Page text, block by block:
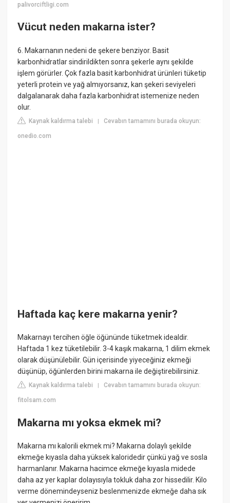
palivorciftligi.com
Vücut neden makarna ister?
6. Makarnanın nedeni de şekere benziyor. Basit
karbonhidratlar sindirildikten sonra şekerle aynı şekilde
işlem görürler. Çok fazla basit karbonhidrat ürünleri tüketip
yeterli protein ve yağ almıyorsanız, kan şekeri seviyeleri
dalgalanarak daha fazla karbonhidrat istemenize neden
olur.
Kaynak kaldırma talebi |Cevabın tamamını burada okuyun:
onedio.com
Haftada kaç kere makarna yenir?
Makarnayı tercihen öğle öğününde tüketmek idealdir.
Haftada 1 kez tüketilebilir. 3-4 kaşık makarna, 1 dilim ekmek
olarak düşünülebilir. Gün içerisinde yiyeceğiniz ekmeği
düşünüp, öğünlerden birini makarna ile değiştirebilirsiniz.
Kaynak kaldırma talebi |Cevabın tamamını burada okuyun:
fitolsam.com
Makarna mı yoksa ekmek mi?
Makarna mı kalorili ekmek mi? Makarna dolaylı şekilde
ekmeğe kıyasla daha yüksek kaloridedir çünkü yağ ve sosla
harmanlanır. Makarna hacimce ekmeğe kıyasla midede
daha az yer kaplar dolayısıyla tokluk daha zor hissedilir. Kilo
verme dönemindeyseniz beslenmenizde ekmeğe daha sık